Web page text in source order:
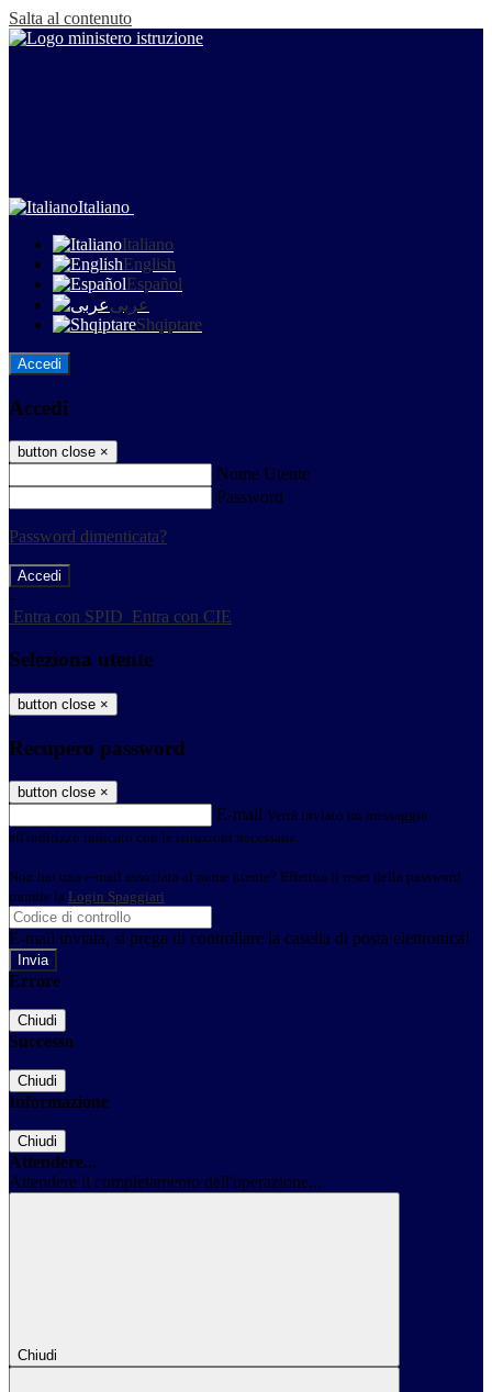
Salta al contenuto
Italiano
Italiano
English
Español
عربى
Shqiptare
Accedi
Accedi
button close ×
Nome Utente
Password
Password dimenticata?
-
Entra con SPID Entra con CIE
Seleziona utente
button close ×
Recupero password
button close ×
E-mail Verrà inviato un messaggio
all'indirizzo indicato con le istruzioni necessarie.
Non hai una e-mail associata al nome utente? Effettua il reset della password
tramite la Login Spaggiari
E-mail inviata, si prega di controllare la casella di posta elettronica!
Errore
Chiudi
Successo
Chiudi
Informazione
Chiudi
Attendere...
Attendere il completamento dell'operazione...
Chiudi